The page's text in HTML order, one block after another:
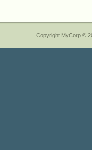
Copyright MyCorp ©